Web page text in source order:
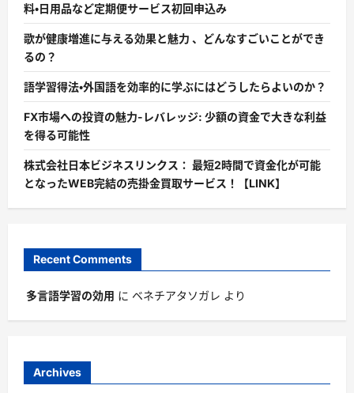
料・日用品など定期便サービス初回申込み
歌が健康増進に与える効果と魅力 、どんなすごいことができ
るの？
語学習得法・外国語を効率的に学ぶにはどうしたらよいのか？
FX市場への投資の魅力-レバレッジ: 少額の資金で大きな利益
を得る可能性
株式会社日本ビジネスリンクス： 最短2時間で資金化が可能
となったWEB完結の売掛金買取サービス！【LINK】
Recent Comments
多言語学習の効用 に ベネチアタソガレ より
Archives